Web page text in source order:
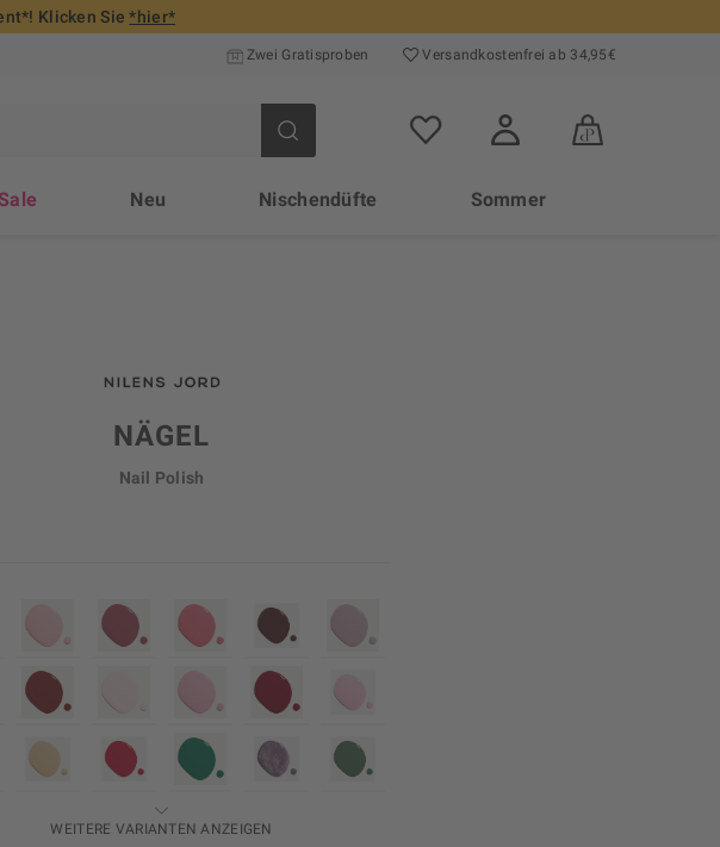
Klicken Sie*hier*
Zwei Gratisproben Versand­kosten­frei ab 34,95€
Sale Neu Nischendüfte Sommer
NÄGEL
Nail Polish
WEITERE VARIANTEN ANZEIGEN